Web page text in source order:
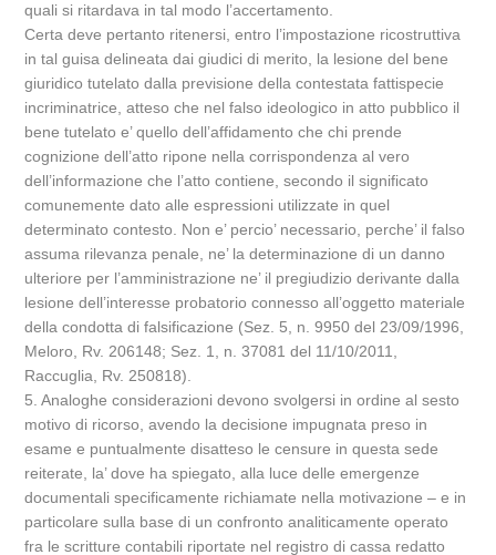
quali si ritardava in tal modo l’accertamento.
Certa deve pertanto ritenersi, entro l’impostazione ricostruttiva
in tal guisa delineata dai giudici di merito, la lesione del bene
giuridico tutelato dalla previsione della contestata fattispecie
incriminatrice, atteso che nel falso ideologico in atto pubblico il
bene tutelato e’ quello dell’affidamento che chi prende
cognizione dell’atto ripone nella corrispondenza al vero
dell’informazione che l’atto contiene, secondo il significato
comunemente dato alle espressioni utilizzate in quel
determinato contesto. Non e’ percio’ necessario, perche’ il falso
assuma rilevanza penale, ne’ la determinazione di un danno
ulteriore per l’amministrazione ne’ il pregiudizio derivante dalla
lesione dell’interesse probatorio connesso all’oggetto materiale
della condotta di falsificazione (Sez. 5, n. 9950 del 23/09/1996,
Meloro, Rv. 206148; Sez. 1, n. 37081 del 11/10/2011,
Raccuglia, Rv. 250818).
5. Analoghe considerazioni devono svolgersi in ordine al sesto
motivo di ricorso, avendo la decisione impugnata preso in
esame e puntualmente disatteso le censure in questa sede
reiterate, la’ dove ha spiegato, alla luce delle emergenze
documentali specificamente richiamate nella motivazione – e in
particolare sulla base di un confronto analiticamente operato
fra le scritture contabili riportate nel registro di cassa redatto